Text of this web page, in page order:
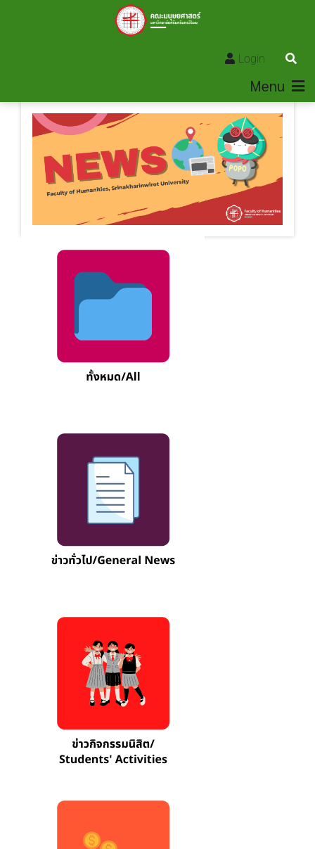
Login
Menu